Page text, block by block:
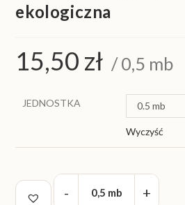
ekologiczna
15,50 zł / 0,5 mb
JEDNOSTKA 0.5 mb
Wyczyść
ilość
- +
0,5 mb